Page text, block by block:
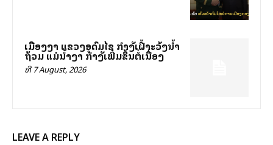
ເມືອງງາ ແຂວງອຸດົມໄຊ ກຳລັງເຝົ້າລະວັງນ້ຳ
ຖ້ວມ ແມ່ນ້ຳງາ ກຳລັງເພີ່ມຂຶ້ນຕໍ່ເນື່ອງ
ທີ 7 August, 2026
LEAVE A REPLY